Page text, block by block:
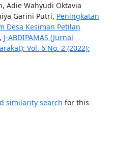
Adie Wahyudi Oktavia
Garini Putri, Peningkatan
Desa Kesiman Petilan
, J-ABDIPAMAS (Jurnal
Vol. 6 No. 2 (2022):
similarity search for this